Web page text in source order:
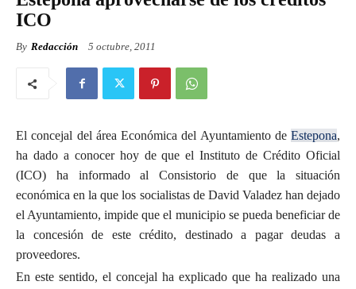
ICO
By Redacción 5 octubre, 2011
El concejal del área Económica del Ayuntamiento de Estepona,
ha dado a conocer hoy de que el Instituto de Crédito Oficial
(ICO) ha informado al Consistorio de que la situación
económica en la que los socialistas de David Valadez han dejado
el Ayuntamiento, impide que el municipio se pueda beneficiar de
la concesión de este crédito, destinado a pagar deudas a
proveedores.
En este sentido, el concejal ha explicado que ha realizado una